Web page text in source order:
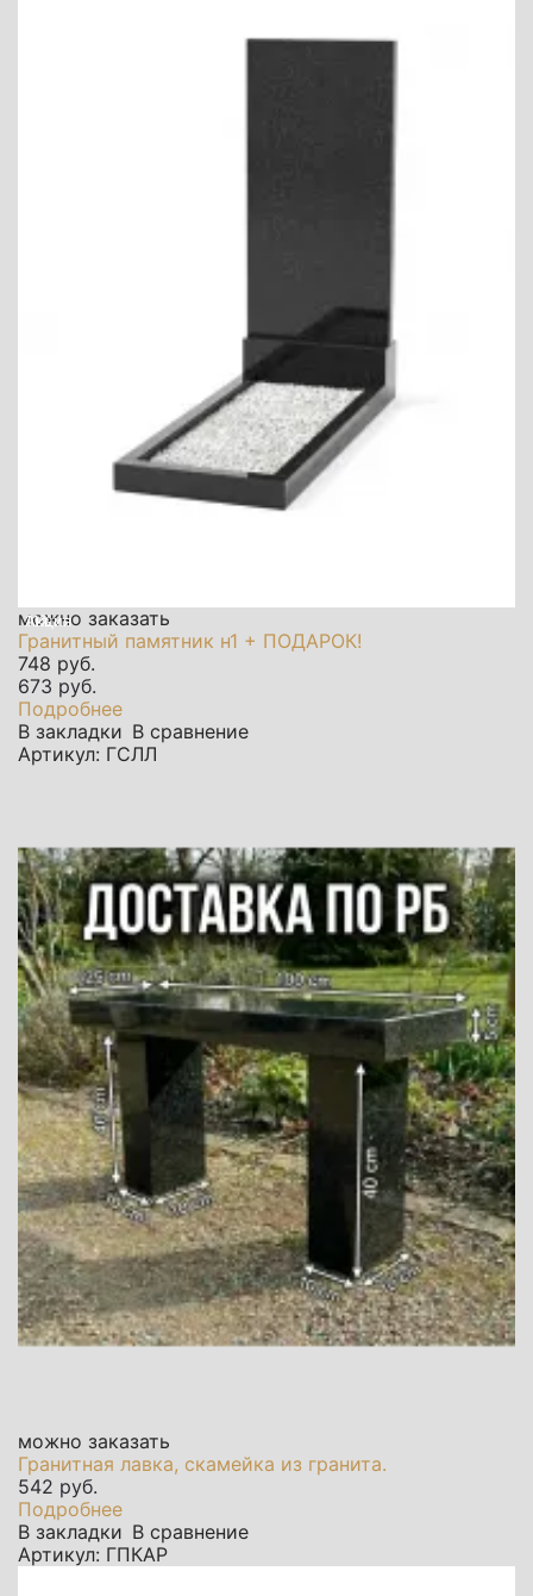
Акция
11%
можно заказать
Гранитный памятник н1 + ПОДАРОК!
748 руб.
673 руб.
Подробнее
В закладки В сравнение
Артикул: ГСЛЛ
можно заказать
Гранитная лавка, скамейка из гранита.
542 руб.
Подробнее
В закладки В сравнение
Артикул: ГПКАР